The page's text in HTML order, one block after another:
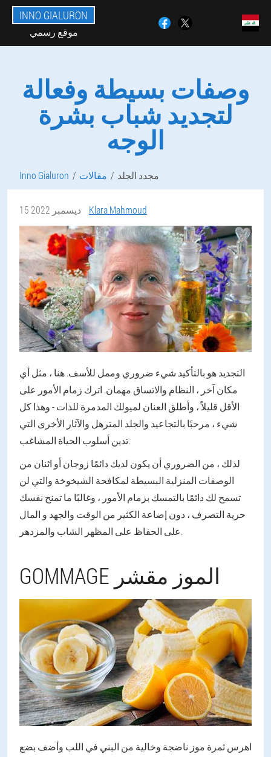
INNO GIALURON
موقع رسمي
وصفات بسيطة وفعالة
لتجديد شباب بشرة
الوجه
Inno Gialuron مقالات مجدد الجلد
15 ديسمبر 2022 Klara Mahmoud
التجديد هو بالتأكيد شيء ضروري وممل للأسف. هنا ، مثل أي
مكان آخر ، النظام والاتساق مهمان. اترك زمام الأمور على
الأقل قليلاً ، وأطلق العنان لميولك المدمرة للذات - وهذا كل
شيء ، مرحبًا بالتجاعيد والجلد المترهل والآثار الأخرى التي
تدين أسلوب الحياة المشاغب.
لذلك ، من الضروري أن يكون لديك دائمًا زوجان أو اثنان من
الوصفات المنزلية البسيطة لمكافحة الشيخوخة والتي لن
تسمح لك دائمًا بالتمسك بزمام الأمور ، وغالبًا ما تمنح نفسك
حرية التصرف ، دون إضاعة الكثير من الوقت والجهد و المال
على الحفاظ على المظهر الشاب والمزدهر.
GOMMAGE الموز مقشر
اهرس ثمرة موز ناضجة وخالية من البني في اللب وأضف بضع